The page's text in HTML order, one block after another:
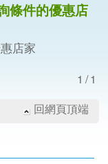
條件的優惠店
店家
1/1
回網頁頂端